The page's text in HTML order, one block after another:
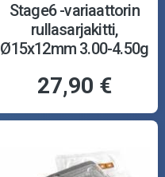
Stage6 -variaattorin
rullasarjakitti,
Ø15x12mm 3.00-4.50g
27,90 €